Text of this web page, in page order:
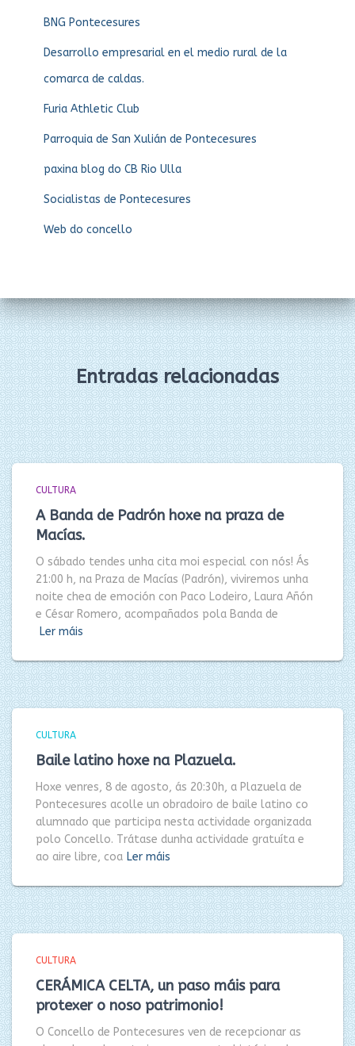
BNG Pontecesures
Desarrollo empresarial en el medio rural de la
comarca de caldas.
Furia Athletic Club
Parroquia de San Xulián de Pontecesures
paxina blog do CB Rio Ulla
Socialistas de Pontecesures
Web do concello
Entradas relacionadas
CULTURA
A Banda de Padrón hoxe na praza de
Macías.
O sábado tendes unha cita moi especial con nós! Ás
21:00 h, na Praza de Macías (Padrón), viviremos unha
noite chea de emoción con Paco Lodeiro, Laura Añón
e César Romero, acompañados pola Banda de
Ler máis
CULTURA
Baile latino hoxe na Plazuela.
Hoxe venres, 8 de agosto, ás 20:30h, a Plazuela de
Pontecesures acolle un obradoiro de baile latino co
alumnado que participa nesta actividade organizada
polo Concello. Trátase dunha actividade gratuíta e
ao aire libre, coa Ler máis
CULTURA
CERÁMICA CELTA, un paso máis para
protexer o noso patrimonio!
O Concello de Pontecesures ven de recepcionar as